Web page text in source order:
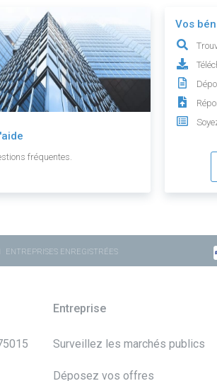
fréquentes.
Vos
ENTREPRISES ENREGISTRÉES
Entreprise
Surveillez les marchés publics
Déposez vos offres